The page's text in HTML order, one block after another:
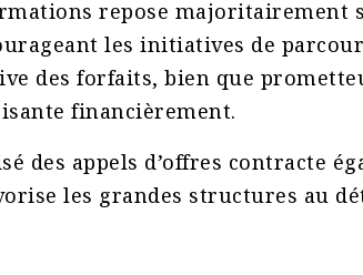
repose majoritairement
les initiatives de
des forfaits, bien que
financièrement.
des appels d’offres contracte
les grandes structures au